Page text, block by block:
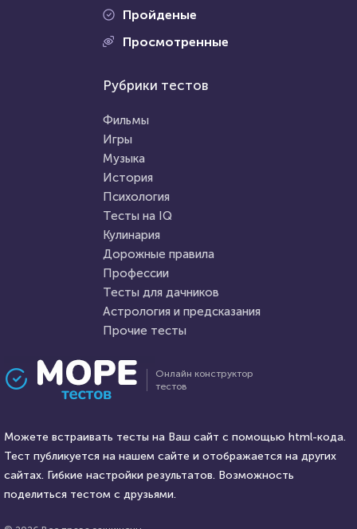
Онлайн конструктор
тестов
Можете встраивать тесты на Ваш сайт с помощью html-кода.
Тест публикуется на нашем сайте и отображается на других
сайтах. Гибкие настройки результатов. Возможность
поделиться тестом с друзьями.
Рубрики тестов
Фильмы
Игры
Музыка
История
Психология
Тесты на IQ
Кулинария
Дорожные правила
Профессии
Тесты для дачников
Астрология и предсказания
Прочие тесты
Пройденые
Просмотренные